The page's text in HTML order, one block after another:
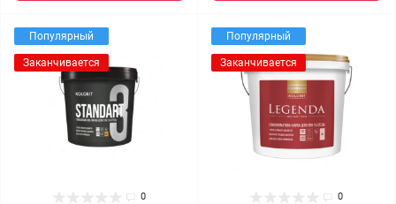
Популярный
Заканчивается
0
Популярный
Заканчивается
0